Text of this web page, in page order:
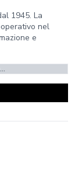
1945. La
nel
e